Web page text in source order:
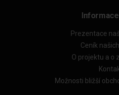
Prezentace
Ceník
O projektu a o
Možnosti bližší